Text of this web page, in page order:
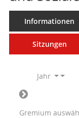
Informationen
Sitzungen
Jahr
Gremium